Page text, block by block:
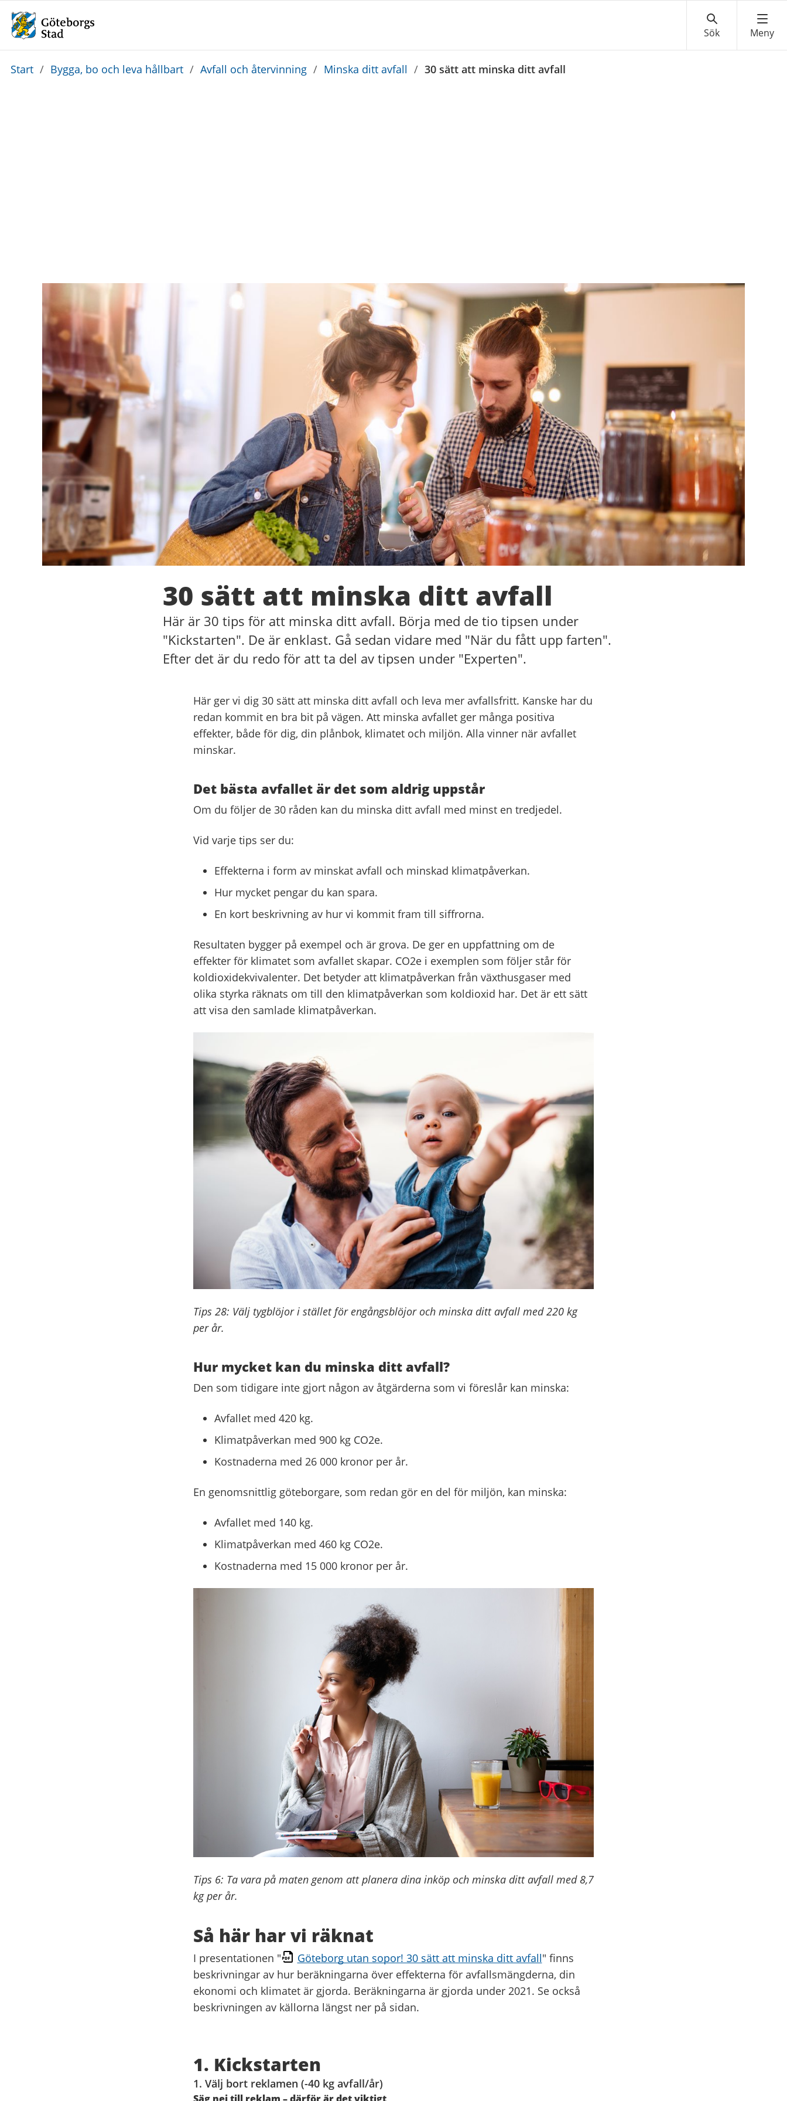
Du
Start / Bygga, bo och leva hållbart / Avfall och återvinning / Minska ditt avfall / 30 sätt att minska ditt avfall
30 sätt att minska ditt avfall
Här är 30 tips för att minska ditt avfall. Börja med de tio tipsen under
"Kickstarten". De är enklast. Gå sedan vidare med "När du fått upp farten".
Efter det är du redo för att ta del av tipsen under "Experten".
Här ger vi dig 30 sätt att minska ditt avfall och leva mer avfallsfritt. Kanske har du
redan kommit en bra bit på vägen. Att minska avfallet ger många positiva
effekter, både för dig, din plånbok, klimatet och miljön. Alla vinner när avfallet
minskar.
Det bästa avfallet är det som aldrig uppstår
Om du följer de 30 råden kan du minska ditt avfall med minst en tredjedel.
Vid varje tips ser du:
Effekterna i form av minskat avfall och minskad klimatpåverkan.
Hur mycket pengar du kan spara.
En kort beskrivning av hur vi kommit fram till siffrorna.
Resultaten bygger på exempel och är grova. De ger en uppfattning om de
effekter för klimatet som avfallet skapar. CO2e i exemplen som följer står för
koldioxidekvivalenter. Det betyder att klimatpåverkan från växthusgaser med
olika styrka räknats om till den klimatpåverkan som koldioxid har. Det är ett sätt
att visa den samlade klimatpåverkan.
Tips 28: Välj tygblöjor i stället för engångsblöjor och minska ditt avfall med 220 kg
per år.
Hur mycket kan du minska ditt avfall?
Den som tidigare inte gjort någon av åtgärderna som vi föreslår kan minska:
Avfallet med 420 kg.
Klimatpåver­kan med 900 kg CO2e.
Kostnaderna med 26 000 kronor per år.
En genomsnittlig göte­borgare, som redan gör en del för miljön, kan minska:
Avfallet med 140 kg.
Klimatpåver­kan med 460 kg CO2e.
Kostnaderna med 15 000 kronor per år.
Tips 6: Ta vara på maten genom att planera dina inköp och minska ditt avfall med 8,7
kg per år.
Så här har vi räknat
I presentationen " Göteborg utan sopor! 30 sätt att minska ditt avfall" finns
beskrivningar av hur beräkningarna över effekterna för avfallsmängderna, din
ekonomi och klimatet är gjorda. Beräkningarna är gjorda under 2021. Se också
beskrivningen av källorna längst ner på sidan.
1. Kickstarten
1. Välj bort reklamen (-40 kg avfall/år)